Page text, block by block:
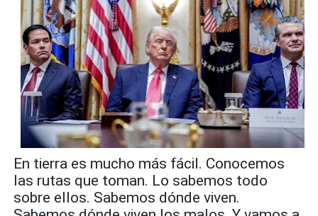
En tierra es mucho más fácil. Conocemos
las rutas que toman. Lo sabemos todo
sobre ellos. Sabemos dónde viven.